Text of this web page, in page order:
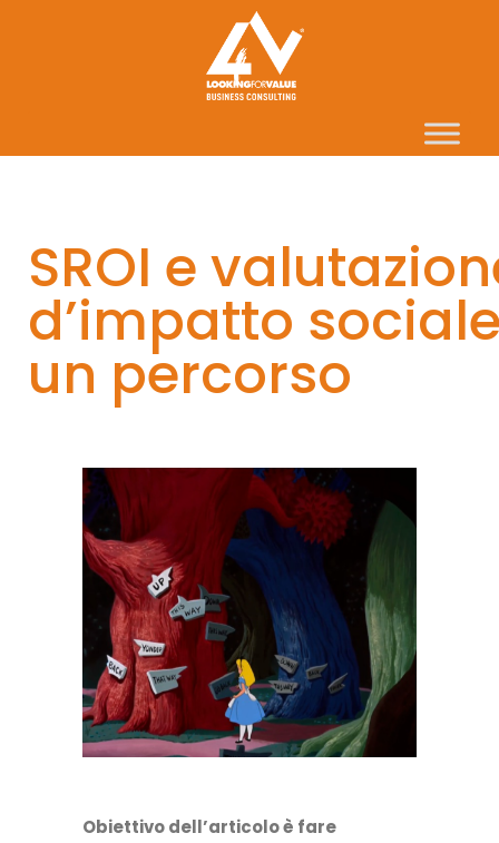
SROI e
d’impatto
un percorso
Obiettivo dell’articolo è fare